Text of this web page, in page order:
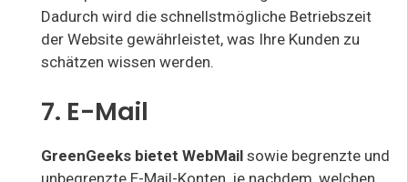
Dadurch wird die schnellstmögliche Betriebszeit
der Website gewährleistet, was Ihre Kunden zu
schätzen wissen werden.
7. E-Mail
GreenGeeks bietet WebMail sowie begrenzte und
unbegrenzte E-Mail-Konten, je nachdem, welchen